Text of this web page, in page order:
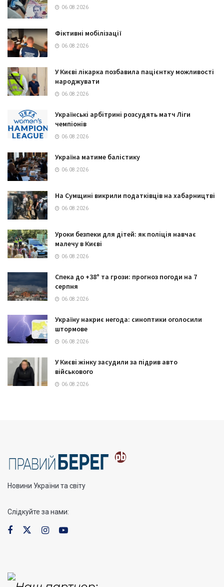
06.08.2026
Фіктивні мобілізації
06.08.2026
У Києві лікарка позбавила пацієнтку можливості
народжувати
06.08.2026
Українські арбітрині розсудять матч Ліги
чемпіонів
06.08.2026
Україна матиме балістику
06.08.2026
На Сумщині викрили податківців на хабарництві
06.08.2026
Уроки безпеки для дітей: як поліція навчає
малечу в Києві
06.08.2026
Спека до +38° та грози: прогноз погоди на 7
серпня
06.08.2026
Україну накриє негода: синоптики оголосили
штормове
06.08.2026
У Києві жінку засудили за підрив авто
військового
06.08.2026
Новини України та світу
Слідкуйте за нами: